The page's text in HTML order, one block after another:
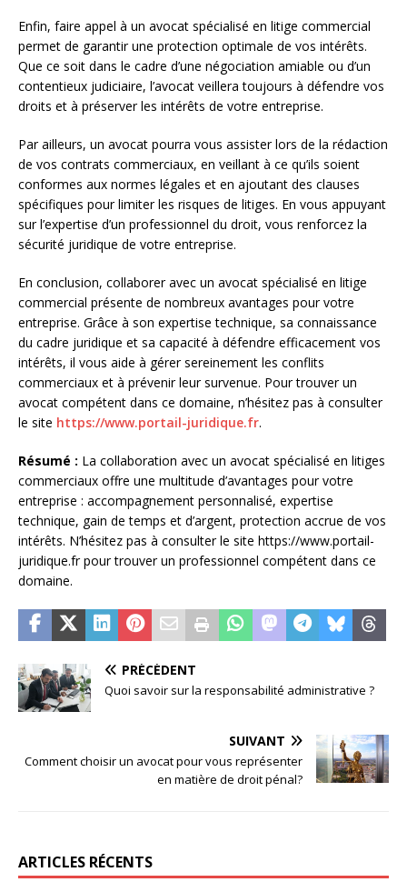
Enfin, faire appel à un avocat spécialisé en litige commercial
permet de garantir une protection optimale de vos intérêts.
Que ce soit dans le cadre d’une négociation amiable ou d’un
contentieux judiciaire, l’avocat veillera toujours à défendre vos
droits et à préserver les intérêts de votre entreprise.
Par ailleurs, un avocat pourra vous assister lors de la rédaction
de vos contrats commerciaux, en veillant à ce qu’ils soient
conformes aux normes légales et en ajoutant des clauses
spécifiques pour limiter les risques de litiges. En vous appuyant
sur l’expertise d’un professionnel du droit, vous renforcez la
sécurité juridique de votre entreprise.
En conclusion, collaborer avec un avocat spécialisé en litige
commercial présente de nombreux avantages pour votre
entreprise. Grâce à son expertise technique, sa connaissance
du cadre juridique et sa capacité à défendre efficacement vos
intérêts, il vous aide à gérer sereinement les conflits
commerciaux et à prévenir leur survenue. Pour trouver un
avocat compétent dans ce domaine, n’hésitez pas à consulter
le site https://www.portail-juridique.fr.
Résumé : La collaboration avec un avocat spécialisé en litiges
commerciaux offre une multitude d’avantages pour votre
entreprise : accompagnement personnalisé, expertise
technique, gain de temps et d’argent, protection accrue de vos
intérêts. N’hésitez pas à consulter le site https://www.portail-
juridique.fr pour trouver un professionnel compétent dans ce
domaine.
PRÉCÉDENT
Quoi savoir sur la responsabilité administrative ?
SUIVANT
Comment choisir un avocat pour vous représenter
en matière de droit pénal?
ARTICLES RÉCENTS